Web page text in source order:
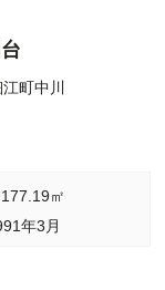
町中川
㎡
年3月